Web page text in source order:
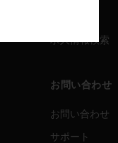
求人情報検索
お問い合わせ
お問い合わせ
サポート